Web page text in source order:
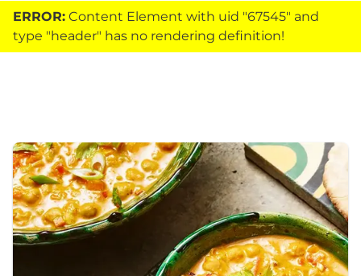
ERROR: Content Element with uid "67545" and
type "header" has no rendering definition!